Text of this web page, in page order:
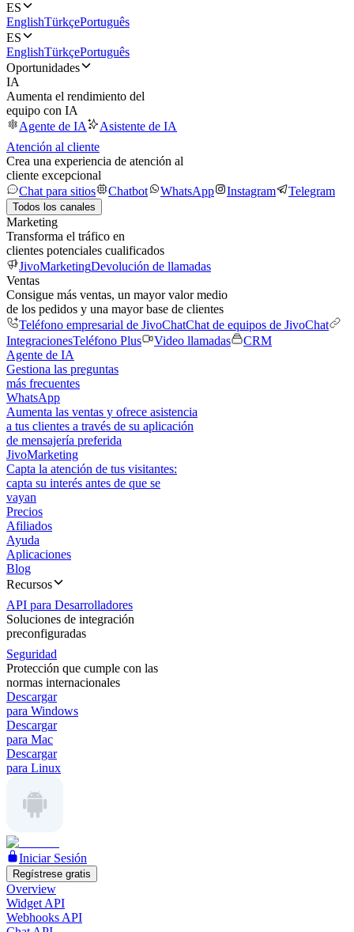
ES
EnglishTürkçePortuguês
ES
EnglishTürkçePortuguês
Oportunidades
IA
Aumenta el rendimiento del
equipo con IA
Agente de IA
Asistente de IA
Atención al cliente
Crea una experiencia de atención al
cliente excepcional
Chat para sitios
Chatbot WhatsApp Instagram Telegram
Todos los canales
Marketing
Transforma el tráfico en
clientes potenciales cualificados
JivoMarketingDevolución de llamadas
Ventas
Consigue más ventas, un mayor valor medio
de los pedidos y una mayor base de clientes
Teléfono empresarial de JivoChatChat de equipos de JivoChat
IntegracionesTeléfono Plus Video llamadas
CRM
Agente de IA
Gestiona las preguntas
más frecuentes
WhatsApp
Aumenta las ventas y ofrece asistencia
a tus clientes a través de su aplicación
de mensajería preferida
JivoMarketing
Capta la atención de tus visitantes:
capta su interés antes de que se
vayan
Precios
Afiliados
Ayuda
Aplicaciones
Blog
Recursos
API para Desarrolladores
Soluciones de integración
preconfiguradas
Seguridad
Protección que cumple con las
normas internacionales
Descargar
para Windows
Descargar
para Mac
Descargar
para Linux
Iniciar Sesión
Regístrese gratis
Overview
Widget API
Webhooks API